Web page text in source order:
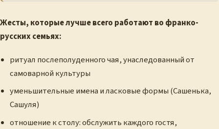
Жесты, которые лучше всего работают во франко-
русских семьях:
ритуал послеполуденного чая, унаследованный от
самоварной культуры
уменьшительные имена и ласковые формы (Сашенька,
Сашуля)
отношение к столу: обслужить каждого гостя,